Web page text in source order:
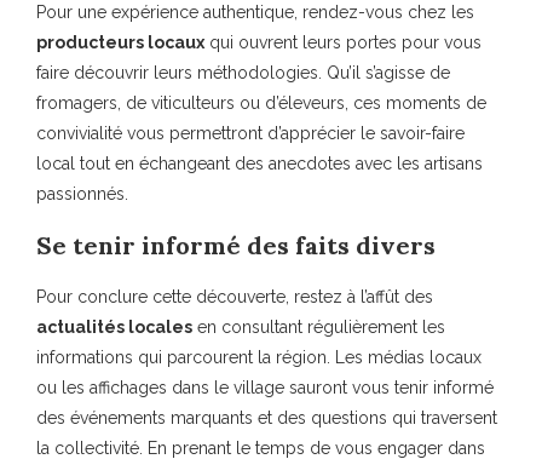
Pour une expérience authentique, rendez-vous chez les
producteurs locaux qui ouvrent leurs portes pour vous
faire découvrir leurs méthodologies. Qu’il s’agisse de
fromagers, de viticulteurs ou d’éleveurs, ces moments de
convivialité vous permettront d’apprécier le savoir-faire
local tout en échangeant des anecdotes avec les artisans
passionnés.
Se tenir informé des faits divers
Pour conclure cette découverte, restez à l’affût des
actualités locales en consultant régulièrement les
informations qui parcourent la région. Les médias locaux
ou les affichages dans le village sauront vous tenir informé
des événements marquants et des questions qui traversent
la collectivité. En prenant le temps de vous engager dans